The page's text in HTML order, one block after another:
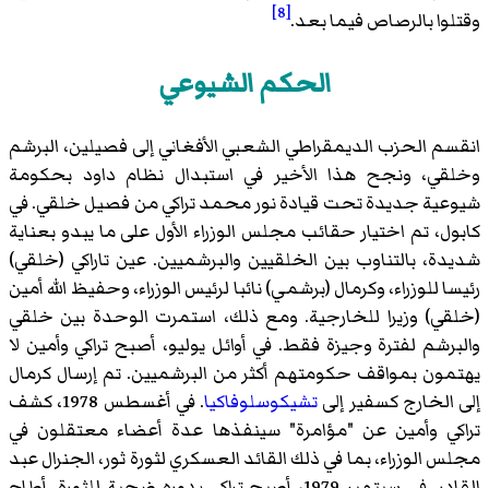
وقتلوا بالرصاص فيما بعد.[8]
الحكم الشيوعي
انقسم الحزب الديمقراطي الشعبي الأفغاني إلى فصيلين، البرشم
وخلقي، ونجح هذا الأخير في استبدال نظام داود بحكومة
شيوعية جديدة تحت قيادة نور محمد تراكي من فصيل خلقي. في
كابول، تم اختيار حقائب مجلس الوزراء الأول على ما يبدو بعناية
شديدة، بالتناوب بين الخلقيين والبرشميين. عين تاراكي (خلقي)
رئيسا للوزراء، وكرمال (برشمي) نائبا لرئيس الوزراء، وحفيظ الله أمين
(خلقي) وزيرا للخارجية. ومع ذلك، استمرت الوحدة بين خلقي
والبرشم لفترة وجيزة فقط. في أوائل يوليو، أصبح تراكي وأمين لا
يهتمون بمواقف حكومتهم أكثر من البرشميين. تم إرسال كرمال
إلى الخارج كسفير إلىتشيكوسلوفاكيا
. في أغسطس 1978، كشف
تراكي وأمين عن "مؤامرة" سينفذها عدة أعضاء معتقلون في
مجلس الوزراء، بما في ذلك القائد العسكري لثورة ثور، الجنرال عبد